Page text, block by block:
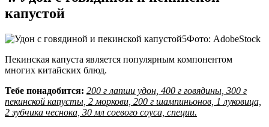
капустой
Фото: AdobeStock
Пекинская капуста является популярным компонентом
многих китайских блюд.
Тебе понадобится: 200 г лапши удон, 400 г говядины, 300 г
пекинской капусты, 2 моркови, 200 г шампиньонов, 1 луковица,
2 зубчика чеснока, 30 мл соевого соуса, специи.